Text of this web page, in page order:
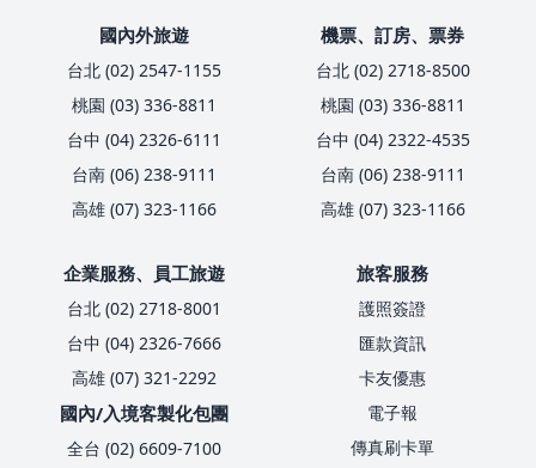
國內外旅遊
台北 (02) 2547-1155
桃園 (03) 336-8811
台中 (04) 2326-6111
台南 (06) 238-9111
高雄 (07) 323-1166
機票、訂房、票券
台北 (02) 2718-8500
桃園 (03) 336-8811
台中 (04) 2322-4535
台南 (06) 238-9111
高雄 (07) 323-1166
企業服務、員工旅遊
台北 (02) 2718-8001
台中 (04) 2326-7666
高雄 (07) 321-2292
國內/入境客製化包團
全台 (02) 6609-7100
旅客服務
護照簽證
匯款資訊
卡友優惠
電子報
傳真刷卡單